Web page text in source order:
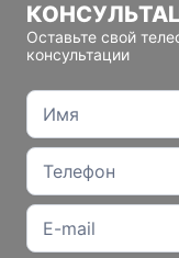
Оставьте свой
консультации